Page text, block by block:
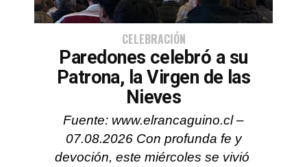
CELEBRACIÓN
Paredones celebró a su
Patrona, la Virgen de las
Nieves
Fuente: www.elrancaguino.cl –
07.08.2026 Con profunda fe y
devoción, este miércoles se vivió